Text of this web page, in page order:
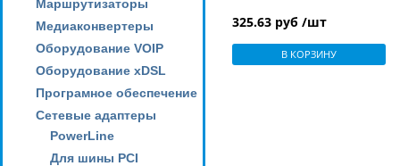
Маршрутизаторы
Медиаконвертеры
Оборудование VOIP
Оборудование xDSL
Програмное обеспечение
Сетевые адаптеры
PowerLine
Для шины PCI
325.63 руб /шт
В КОРЗИНУ